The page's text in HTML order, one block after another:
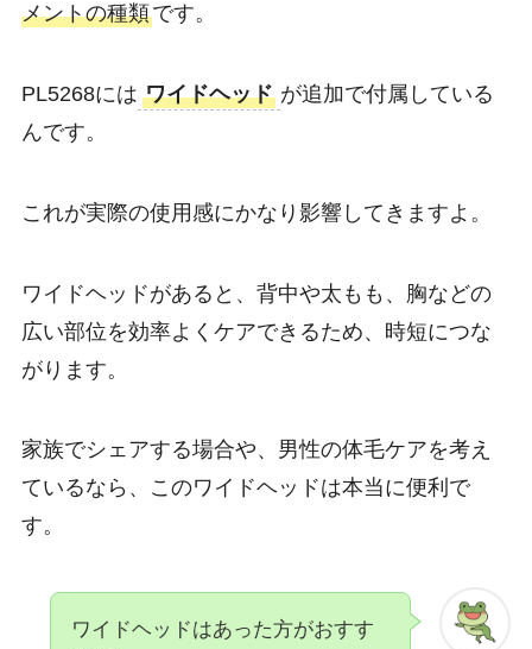
メントの種類です。
PL5268には ワイドヘッド が追加で付属している
んです。
これが実際の使用感にかなり影響してきますよ。
ワイドヘッドがあると、背中や太もも、胸などの
広い部位を効率よくケアできるため、時短につな
がります。
家族でシェアする場合や、男性の体毛ケアを考え
ているなら、このワイドヘッドは本当に便利で
す。
ワイドヘッドはあった方がおすす